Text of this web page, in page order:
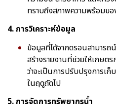
ทราบถึงสภาพความพร้อมข
4. การวิเคราะห์ข้อมูล
ข้อมูลที่ได้จากดรอนสามารถ
สร้างรายงานที่ช่วยให้เกษต
ว่าจะเป็นการปรับปรุงการเ
ในฤดูถัดไป
5. การจัดการทรัพยากรน้ำ